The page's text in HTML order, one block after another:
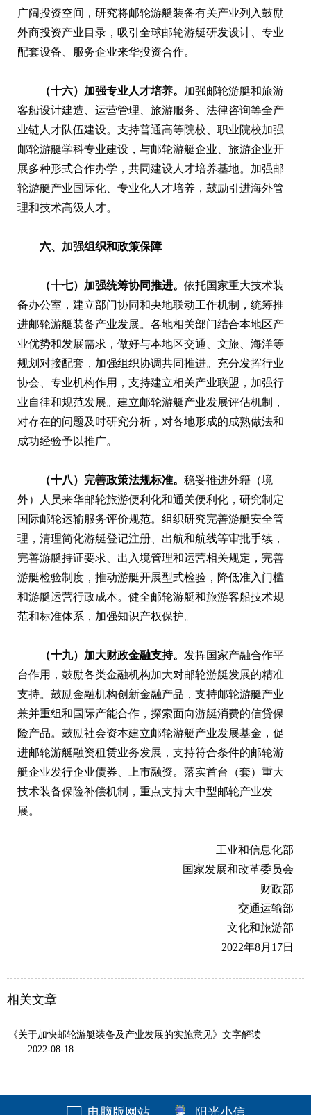
广阔投资空间，研究将邮轮游艇装备有关产业列入鼓励
外商投资产业目录，吸引全球邮轮游艇研发设计、专业
配套设备、服务企业来华投资合作。
（十六）加强专业人才培养。 加强邮轮游艇和旅游
客船设计建造、运营管理、旅游服务、法律咨询等全产
业链人才队伍建设。支持普通高等院校、职业院校加强
邮轮游艇学科专业建设，与邮轮游艇企业、旅游企业开
展多种形式合作办学，共同建设人才培养基地。加强邮
轮游艇产业国际化、专业化人才培养，鼓励引进海外管
理和技术高级人才。
六、加强组织和政策保障
（十七）加强统筹协同推进。 依托国家重大技术装
备办公室，建立部门协同和央地联动工作机制，统筹推
进邮轮游艇装备产业发展。各地相关部门结合本地区产
业优势和发展需求，做好与本地区交通、文旅、海洋等
规划对接配套，加强组织协调共同推进。充分发挥行业
协会、专业机构作用，支持建立相关产业联盟，加强行
业自律和规范发展。建立邮轮游艇产业发展评估机制，
对存在的问题及时研究分析，对各地形成的成熟做法和
成功经验予以推广。
（十八）完善政策法规标准。 稳妥推进外籍（境
外）人员来华邮轮旅游便利化和通关便利化，研究制定
国际邮轮运输服务评价规范。组织研究完善游艇安全管
理，清理简化游艇登记注册、出航和航线等审批手续，
完善游艇持证要求、出入境管理和运营相关规定，完善
游艇检验制度，推动游艇开展型式检验，降低准入门槛
和游艇运营行政成本。健全邮轮游艇和旅游客船技术规
范和标准体系，加强知识产权保护。
（十九）加大财政金融支持。 发挥国家产融合作平
台作用，鼓励各类金融机构加大对邮轮游艇发展的精准
支持。鼓励金融机构创新金融产品，支持邮轮游艇产业
兼并重组和国际产能合作，探索面向游艇消费的信贷保
险产品。鼓励社会资本建立邮轮游艇产业发展基金，促
进邮轮游艇融资租赁业务发展，支持符合条件的邮轮游
艇企业发行企业债券、上市融资。落实首台（套）重大
技术装备保险补偿机制，重点支持大中型邮轮产业发
展。
工业和信息化部
国家发展和改革委员会
财政部
交通运输部
文化和旅游部
2022年8月17日
相关文章
《关于加快邮轮游艇装备及产业发展的实施意见》文字解读
2022-08-18
电脑版网站 阳光小信